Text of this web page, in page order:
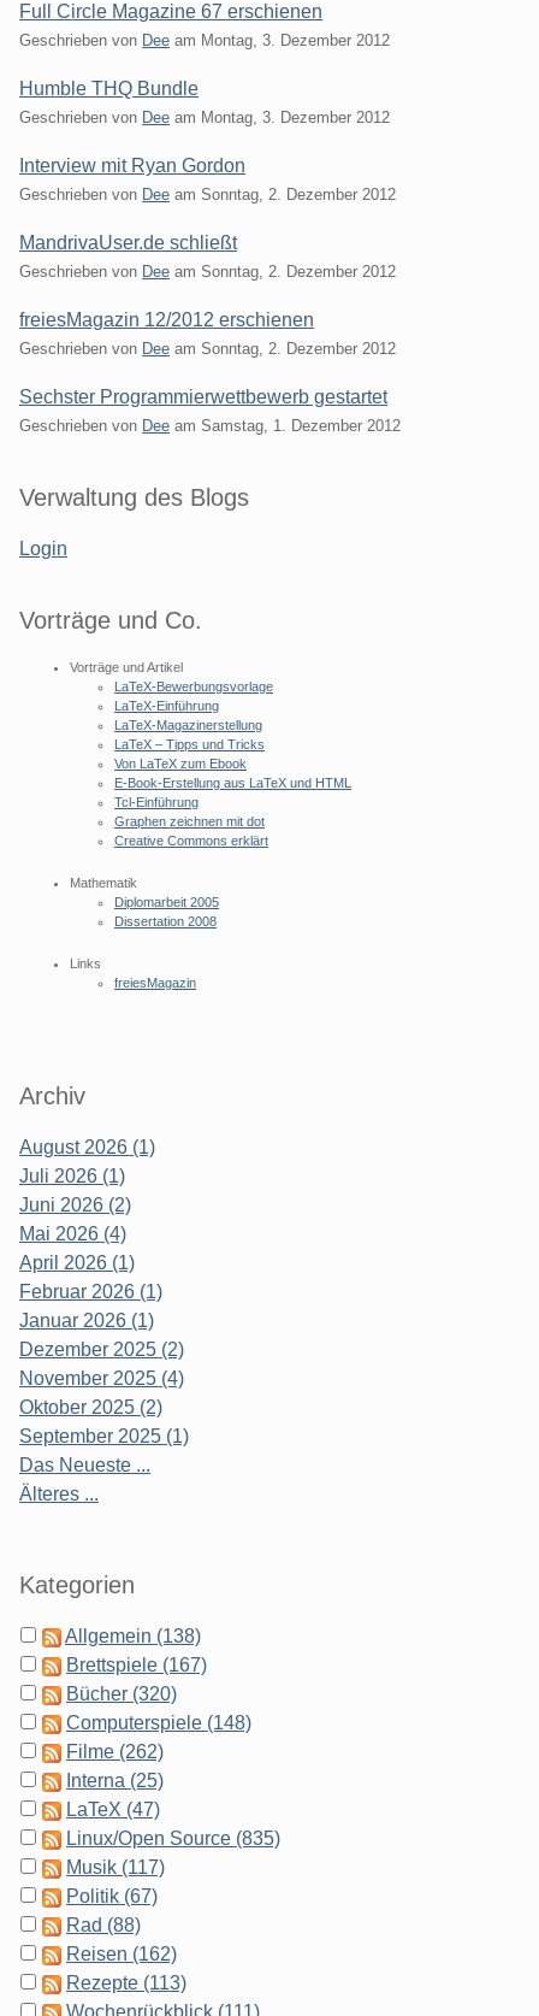
Full Circle Magazine 67 erschienen
Geschrieben von Dee am Montag, 3. Dezember 2012
Humble THQ Bundle
Geschrieben von Dee am Montag, 3. Dezember 2012
Interview mit Ryan Gordon
Geschrieben von Dee am Sonntag, 2. Dezember 2012
MandrivaUser.de schließt
Geschrieben von Dee am Sonntag, 2. Dezember 2012
freiesMagazin 12/2012 erschienen
Geschrieben von Dee am Sonntag, 2. Dezember 2012
Sechster Programmierwettbewerb gestartet
Geschrieben von Dee am Samstag, 1. Dezember 2012
Seitenleiste
Verwaltung des Blogs
Login
Vorträge und Co.
Vorträge und Artikel
LaTeX-Bewerbungsvorlage
LaTeX-Einführung
LaTeX-Magazinerstellung
LaTeX – Tipps und Tricks
Von LaTeX zum Ebook
E-Book-Erstellung aus LaTeX und HTML
Tcl-Einführung
Graphen zeichnen mit dot
Creative Commons erklärt
Mathematik
Diplomarbeit 2005
Dissertation 2008
Links
freiesMagazin
Archiv
August 2026 (1)
Juli 2026 (1)
Juni 2026 (2)
Mai 2026 (4)
April 2026 (1)
Februar 2026 (1)
Januar 2026 (1)
Dezember 2025 (2)
November 2025 (4)
Oktober 2025 (2)
September 2025 (1)
Das Neueste ...
Älteres ...
Kategorien
Allgemein (138)
Brettspiele (167)
Bücher (320)
Computerspiele (148)
Filme (262)
Interna (25)
LaTeX (47)
Linux/Open Source (835)
Musik (117)
Politik (67)
Rad (88)
Reisen (162)
Rezepte (113)